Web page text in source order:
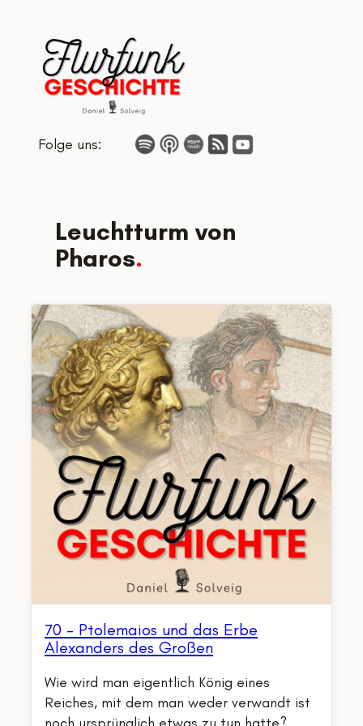
springen
Folge uns:
Leuchtturm von
Pharos
70 – Ptolemaios und das Erbe
Alexanders des Großen
Wie wird man eigentlich König eines
Reiches, mit dem man weder verwandt ist